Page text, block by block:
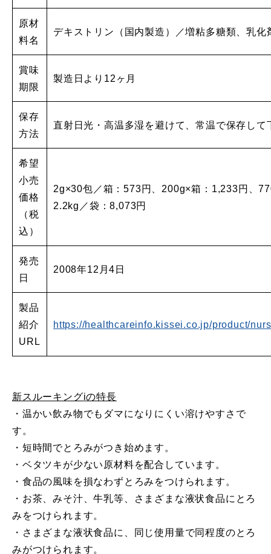
原材
料名
デキストリン（国内製造）／増粘多糖類、乳化
賞味
期限
製造日より12ヶ月
保存
方法
直射日光・高温多湿を避けて、常温で保存して
希望
小売
価格
（税
込）
2g×30包／箱：573円、200g×箱：1,233円、
2.2kg／袋：8,073円
発売
日
2008年12月4日
製品
紹介
URL
https://healthcareinfo.kissei.co.jp/product/
新スルーキングiの特長
・温かい飲み物でもダマになりにくい溶けやすさで
す。
・短時間でとろみがつき始めます。
・ベタツキが少ない原材料を配合しています。
・食品の風味を損なわずとろみをつけられます。
・お茶、みそ汁、牛乳等、さまざまな液状食品にとろ
みをつけられます。
・さまざまな液状食品に、同じ使用量で同程度のとろ
みがつけられます。